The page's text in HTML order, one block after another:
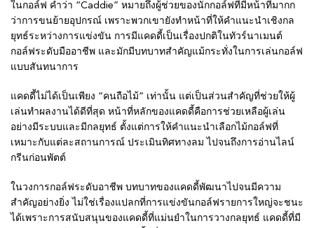
ในกอล์ฟ คำว่า “Caddie” หมายถึงผู้ช่วยของนักกอล์ฟที่มีหน้าที่มากก
ว่าการขนย้ายอุปกรณ์ เพราะพวกเขายังทำหน้าที่ให้คำแนะนำเชิงกล
ยุทธ์ระหว่างการแข่งขัน การมีแคดดี้เป็นเรื่องปกติในทัวร์นาเมนต์
กอล์ฟระดับมืออาชีพ และมักมีบทบาทสำคัญแม้กระทั่งในการเล่นกอล์ฟ
แบบสันทนาการ
แคดดี้ไม่ได้เป็นเพียง “คนถือไม้” เท่านั้น แต่เป็นส่วนสำคัญที่ช่วยให้ผู้
เล่นทำผลงานได้ดีที่สุด หน้าที่หลักของแคดดี้คือการช่วยเหลือผู้เล่น
อย่างมีระบบและมีกลยุทธ์ ตั้งแต่การให้คำแนะนำเลือกไม้กอล์ฟที่
เหมาะกับแต่ละสถานการณ์ ประเมินทิศทางลม ไปจนถึงการอ่านไลน์
กรีนก่อนพัตต์
ในวงการกอล์ฟระดับอาชีพ บทบาทของแคดดี้พัฒนาไปจนมีความ
สำคัญอย่างยิ่ง ไม่ใช่เรื่องแปลกที่การแข่งขันกอล์ฟรายการใหญ่จะชนะ
ได้เพราะการสนับสนุนของแคดดี้ที่แม่นยำในการวางกลยุทธ์ แคดดี้ที่มี